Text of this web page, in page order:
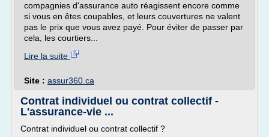
compagnies d'assurance auto réagissent encore comme
si vous en êtes coupables, et leurs couvertures ne valent
pas le prix que vous avez payé. Pour éviter de passer par
cela, les courtiers...
Lire la suite
Site : assur360.ca
Contrat individuel ou contrat collectif -
L'assurance-vie ...
Contrat individuel ou contrat collectif ?